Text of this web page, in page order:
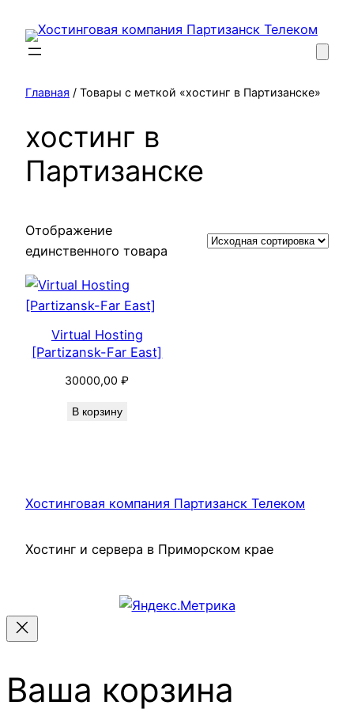
содержимому
Главная / Товары с меткой «хостинг в Партизанске»
хостинг в
Партизанске
Отображение
единственного товара
Virtual Hosting
[Partizansk-Far East]
30000,00₽
В корзину
Хостинговая компания Партизанск Телеком
Хостинг и сервера в Приморском крае
Ваша корзина